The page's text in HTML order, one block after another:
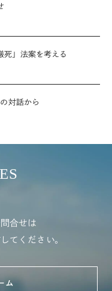
」法案を考える
対話から
合せは
てください。
ム